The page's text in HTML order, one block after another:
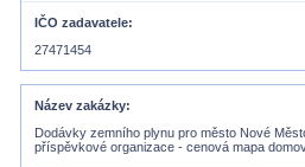
IČO zadavatele
27471454
Název zakázky
Dodávky zemního plynu pro město Nové
příspěvkové organizace - cenová mapa